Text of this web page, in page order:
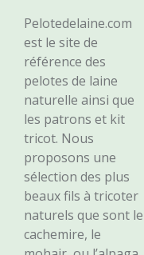
Pelotedelaine.com
est le site de
référence des
pelotes de laine
naturelle ainsi que
les patrons et kit
tricot. Nous
proposons une
sélection des plus
beaux fils à tricoter
naturels que sont le
cachemire, le